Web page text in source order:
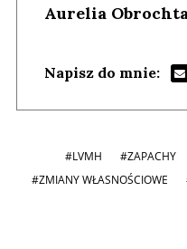
Aurelia
Napisz do mnie:
#LVMH #ZAPACHY
#ZMIANY WŁASNOŚCIOWE